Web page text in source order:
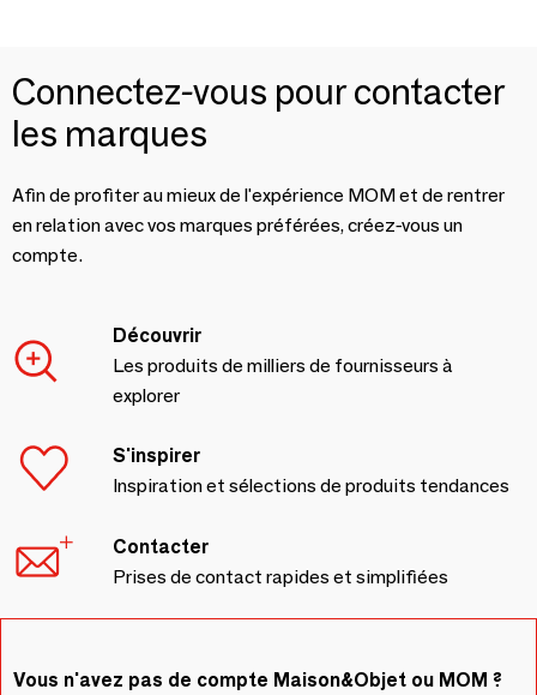
Connectez-vous pour contacter
les marques
Afin de profiter au mieux de l'expérience MOM et de rentrer
en relation avec vos marques préférées, créez-vous un
compte.
Découvrir
Les produits de milliers de fournisseurs à
explorer
S'inspirer
Inspiration et sélections de produits tendances
Contacter
Prises de contact rapides et simplifiées
Vous n'avez pas de compte Maison&Objet ou MOM ?